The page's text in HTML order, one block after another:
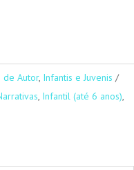
de Autor, Infantis e Juvenis
Infantil (até 6 anos)